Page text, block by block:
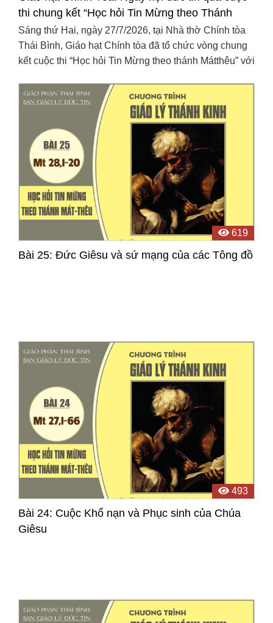
thi chung kết “Học hỏi Tin Mừng theo Thánh
Mátthêu”
Sáng thứ Hai, ngày 27/7/2026, tại Nhà thờ Chính tòa
Thái Bình, Giáo hạt Chính tòa đã tổ chức vòng chung
kết cuộc thi “Học hỏi Tin Mừng theo thánh Mátthêu” với
619
Bài 25: Đức Giêsu và sứ mạng của các Tông đồ
493
Bài 24: Cuộc Khổ nạn và Phục sinh của Chúa
Giêsu